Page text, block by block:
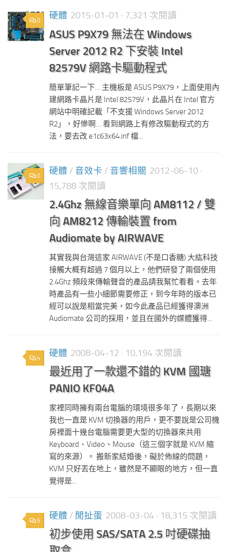
0 硬體 2015-01-01 · 7,321 次閱讀
ASUS P9X79 無法在 Windows
Server 2012 R2 下安裝 Intel
82579V 網路卡驅動程式
簡單筆記一下… 主機板是 ASUS P9X79，上面使用內
建網路卡晶片是 Intel 82579V，此晶片在 Intel 官方
網站中明確記載「不支援 Windows Server 2012
R2」，好慘啊… 看到網路上有修改驅動程式的方
法，要去改 e1c63x64.inf 檔...
0 硬體 / 音效卡 / 音響相關 2012-06-10 ·
15,788 次閱讀
2.4Ghz 無線音樂單向 AM8112 / 雙
向 AM8212 傳輸裝置 from
Audiomate by AIRWAVE
其實我與台灣這家 AIRWAVE (不是口香糖) 大紘科技
接觸大概有超過 7 個月以上，他們研發了兩個使用
2.4Ghz 頻段來傳輸聲音的產品請我幫忙看看。去年
時產品有一些小細節需要修正，到今年時的版本已
經可以說是相當完美，如今此產品已經獲得澳洲
Audiomate 公司的採用，並且在國外的媒體獲得...
4 硬體 2008-04-12 · 10,194 次閱讀
最近用了一款還不錯的 KVM 國瑭
PANIO KF04A
家裡同時擁有兩台電腦的環境很多年了，長期以來
我也一直是 KVM 切換器的用戶，更不要說是公司機
房裡面十幾台電腦需要更大型的切換器來共用
Keyboard、Video、Mouse（這三個字就是 KVM 縮
寫的來源）。 搬新家結婚後，礙於佈線的問題，
KVM 只好丟在地上，雖然是不顯眼的地方，但一直
覺得是...
5 硬體 / 閒扯蛋 2008-03-04 · 18,315 次閱讀
初步使用 SAS/SATA 2.5 吋硬碟抽